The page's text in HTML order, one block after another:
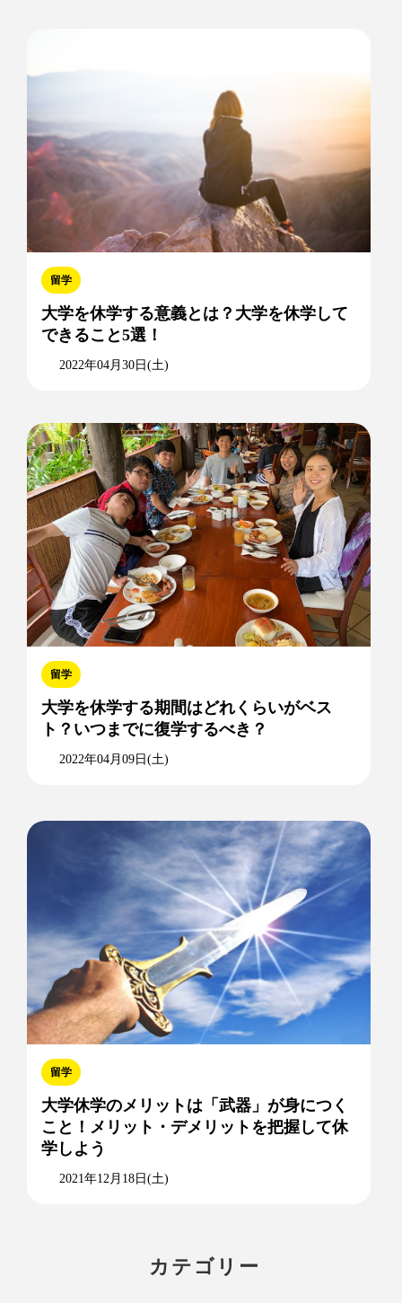
留学
大学を休学する意義とは？大学を休学して
できること5選！
2022年04月30日(土)
留学
大学を休学する期間はどれくらいがベス
ト？いつまでに復学するべき？
2022年04月09日(土)
留学
大学休学のメリットは「武器」が身につく
こと！メリット・デメリットを把握して休
学しよう
2021年12月18日(土)
カテゴリー